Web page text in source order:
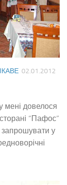
02.01.2012
мені довелося
“Пафос”
запрошувати у